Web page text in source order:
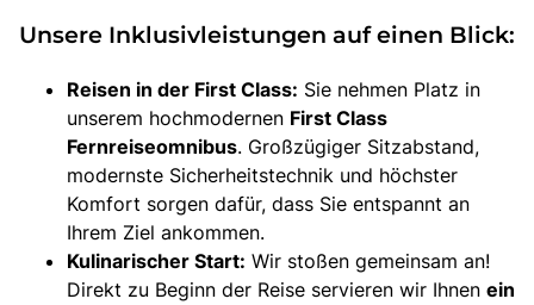
Unsere Inklusivleistungen auf einen Blick:
Reisen in der First Class: Sie nehmen Platz in
unserem hochmodernen First Class
Fernreiseomnibus. Großzügiger Sitzabstand,
modernste Sicherheitstechnik und höchster
Komfort sorgen dafür, dass Sie entspannt an
Ihrem Ziel ankommen.
Kulinarischer Start: Wir stoßen gemeinsam an!
Direkt zu Beginn der Reise servieren wir Ihnen ein